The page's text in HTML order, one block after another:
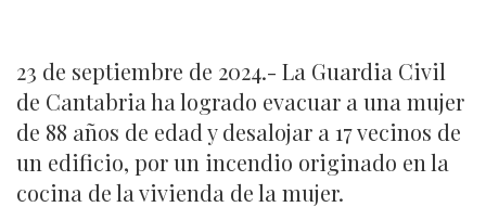
23 de septiembre de 2024.- La Guardia Civil
de Cantabria ha logrado evacuar a una mujer
de 88 años de edad y desalojar a 17 vecinos de
un edificio, por un incendio originado en la
cocina de la vivienda de la mujer.